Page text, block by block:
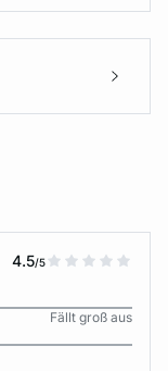
4.5/5
Fällt groß aus